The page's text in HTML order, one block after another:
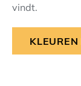
vindt.
KLEUREN